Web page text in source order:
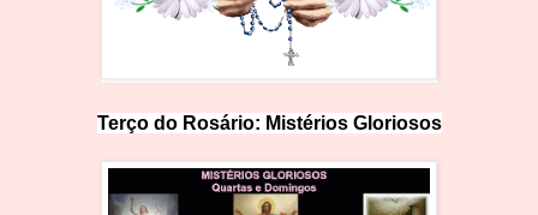
Terço do Rosário: Mistérios Gloriosos